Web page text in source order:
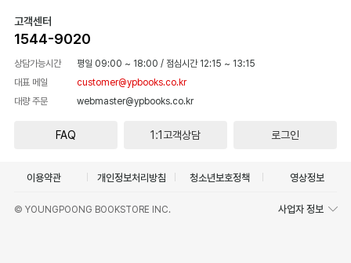
고객센터
1544-9020
상담가능시간 평일 09:00 ~ 18:00 / 점심시간 12:15 ~ 13:15
대표 메일
customer@ypbooks.co.kr
대량 주문
webmaster@ypbooks.co.kr
FAQ 1:1고객상담 로그인
이용약관 개인정보처리방침 청소년보호정책 영상정보
© YOUNGPOONG BOOKSTORE INC. 사업자 정보